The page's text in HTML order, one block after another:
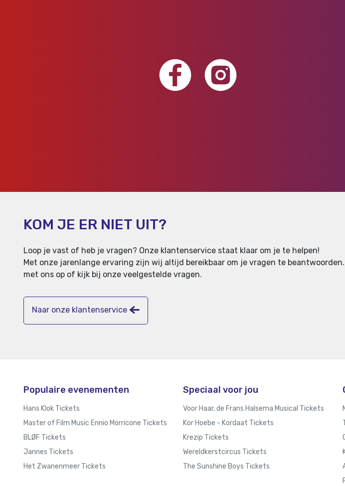
KOM JE ER NIET UIT?
Loop je vast of heb je vragen? Onze klantenservice staat klaar om je te helpen!
Met onze jarenlange ervaring zijn wij altijd bereikbaar om je vragen te beantwoorden.
met ons op of kijk bij onze veelgestelde vragen.
Naar onze klantenservice
Populaire evenementen
Hans Klok Tickets
Master of Film Music Ennio Morricone Tickets
BLØF Tickets
Jannes Tickets
Het Zwanenmeer Tickets
Speciaal voor jou
Voor Haar, de Frans Halsema Musical Tickets
Kor Hoebe - Kordaat Tickets
Krezip Tickets
Wereldkerstcircus Tickets
The Sunshine Boys Tickets